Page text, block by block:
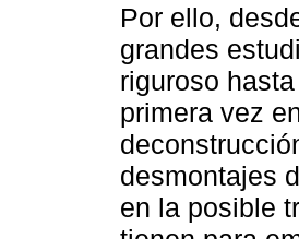
Por ello,
grandes
riguroso
primera vez
desmontajes
en la posible